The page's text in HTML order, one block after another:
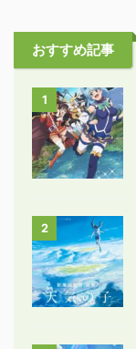
おすすめ記事
1
2